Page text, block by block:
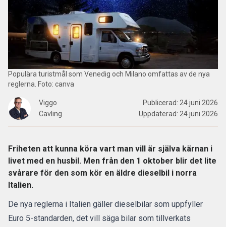
Populära turistmål som Venedig och Milano omfattas av de nya
reglerna. Foto: canva
Viggo
Cavling
Publicerad: 24 juni 2026
Uppdaterad: 24 juni 2026
Friheten att kunna köra vart man vill är själva kärnan i
livet med en husbil. Men från den 1 oktober blir det lite
svårare för den som kör en äldre dieselbil i norra
Italien.
De nya reglerna i Italien gäller dieselbilar som uppfyller
Euro 5-standarden, det vill säga bilar som tillverkats